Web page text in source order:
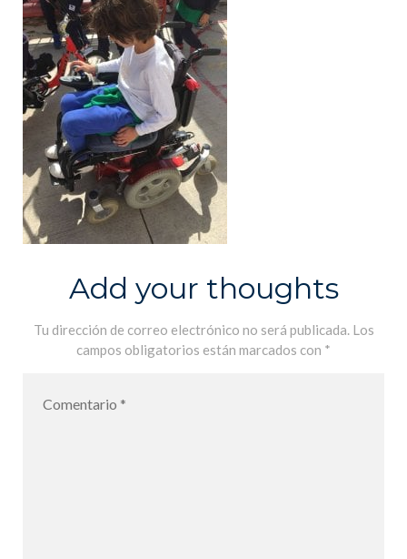
Add your thoughts
Tu dirección de correo electrónico no será publicada. Los
campos obligatorios están marcados con *